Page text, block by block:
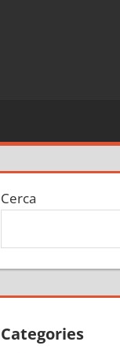
Cerca
Categories